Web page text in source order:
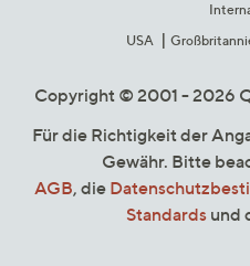
USA
Copyright © 2001 - 2026
Für die Richtigkeit der
Gewähr. Bitte
AGB, die
Standards und